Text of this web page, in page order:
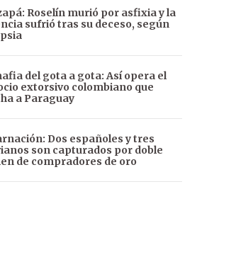
Roselín murió por asfixia y la
sufrió tras su deceso, según
del gota a gota: Así opera el
extorsivo colombiano que
a Paraguay
Dos españoles y tres
son capturados por doble
de compradores de oro